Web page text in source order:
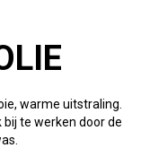
warme uitstraling.
te werken door de